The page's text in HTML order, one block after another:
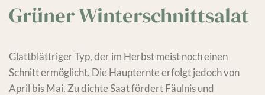
Grüner Winterschnittsalat
Glattblättriger Typ, der im Herbst meist noch einen
Schnitt ermöglicht. Die Haupternte erfolgt jedoch von
April bis Mai. Zu dichte Saat fördert Fäulnis und